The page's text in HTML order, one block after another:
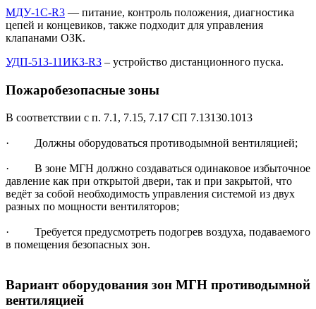
МДУ-1С-R3 — питание, контроль положения, диагностика
цепей и концевиков, также подходит для управления
клапанами ОЗК.
УДП-513-11ИКЗ-R3 – устройство дистанционного пуска.
Пожаробезопасные зоны
В соответствии с п. 7.1, 7.15, 7.17 СП 7.13130.1013
· Должны оборудоваться противодымной вентиляцией;
· В зоне МГН должно создаваться одинаковое избыточное
давление как при открытой двери, так и при закрытой, что
ведёт за собой необходимость управления системой из двух
разных по мощности вентиляторов;
· Требуется предусмотреть подогрев воздуха, подаваемого
в помещения безопасных зон.
Вариант оборудования зон МГН противодымной
вентиляцией